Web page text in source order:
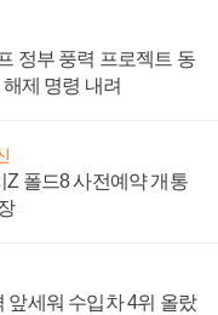
정부 풍력 프로젝트 동
제 명령 내려
Z 폴드8 사전예약 개통
앞세워 수입차 4위 올랐